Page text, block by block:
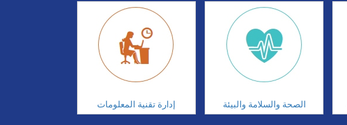
إدارة تقنية المعلومات الصحة والسلامة والبيئة